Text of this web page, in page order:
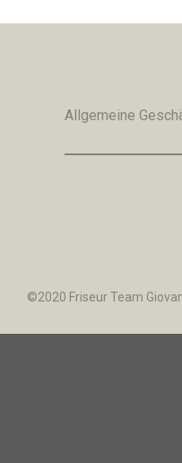
Allgemeine
©2020 Friseur Team